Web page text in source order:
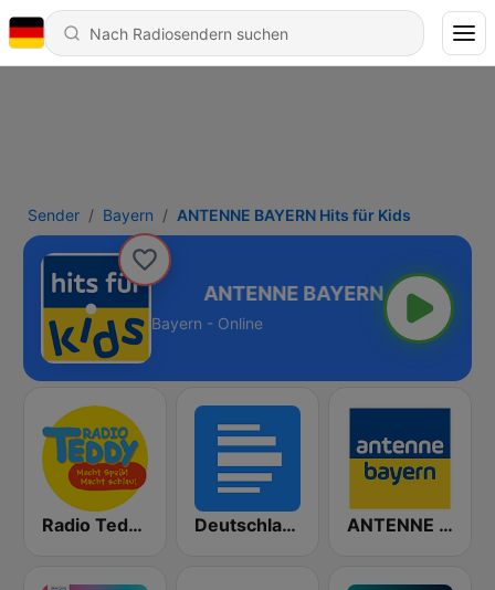
Sender Bayern ANTENNE BAYERN Hits für Kids
Hits für Kids
Bayern - Online
Radio Teddy Deutschlandfunk ANTENNE BAYERN